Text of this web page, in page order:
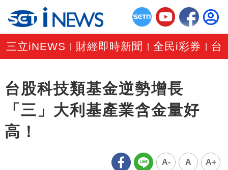
三立iNEWS 財經即時新聞 |全民i彩券 台
台股科技類基金逆勢增長
「三」大利基產業含金量好
高！
A- A A+